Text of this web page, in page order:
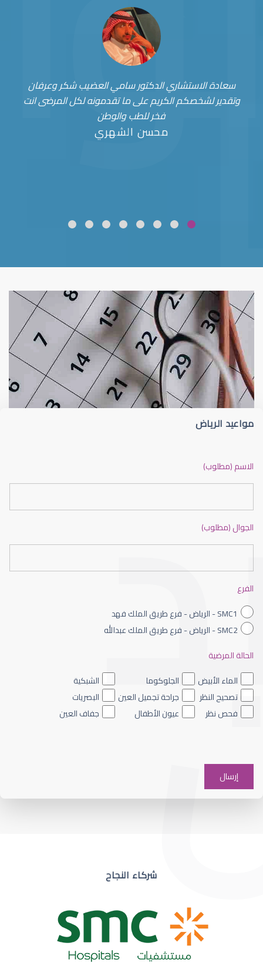
سعادة الاستشاري الدكتور سامي العضيب شكر وعرفان
وتقدير لشخصكم الكريم على ما تقدمونه لكل المرضى انت
فخر للطب والوطن
محسن الشهري
قلوبال لرعاية العين ضعف نظر
ضعف نظر الاطفال
ضعف نظر العين اليسرى
ضعف نظر مفاجئ
مواعيد الرياض
الاسم (مطلوب)
الجوال (مطلوب)
الفرع
SMC1 - الرياض - فرع طريق الملك فهد
SMC2 - الرياض - فرع طريق الملك عبدالله
الحالة المرضية
الماء الأبيض
الجلوكوما
الشبكية
تصحيح النظر
جراحة تجميل العين
البصريات
فحص نظر
عيون الأطفال جفاف العين
شركاء النجاح